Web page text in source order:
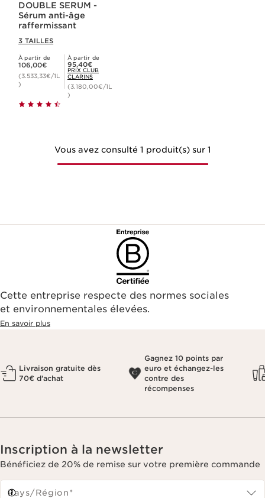
DOUBLE SERUM -
Sérum anti-âge
raffermissant
3 TAILLES
À partir de
Nouveau prix 106,00€
106,00€
(3.533,33€/1L
)
À partir de
Prix Club Clarins 95,40€
95,40€
PRIX CLUB
CLARINS
(3.180,00€/1L
)
Vous avez consulté 1 produit(s) sur 1
Cette entreprise respecte des normes sociales
et environnementales élevées.
En savoir plus
Livraison gratuite dès
70€ d'achat
Gagnez 10 points par
euro et échangez-les
contre des
récompenses
Inscription à la newsletter
Bénéficiez de 20% de remise sur votre première commande
Pays/Région*